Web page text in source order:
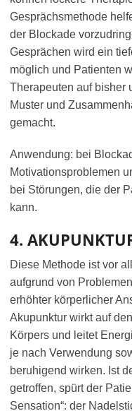
Gesprächsmethode
der Blockade
Gesprächen wird ein
möglich und Patienten
Therapeuten auf bisher
Muster und
gemacht.
Anwendung: bei
Motivationsproblemen
bei Störungen, die der
kann.
4.
Diese Methode ist vor
aufgrund von
erhöhter körperlicher
Akupunktur wirkt auf
Körpers und leitet
je nach Verwendung
beruhigend wirken. Ist
getroffen, spürt der
Sensation“: der